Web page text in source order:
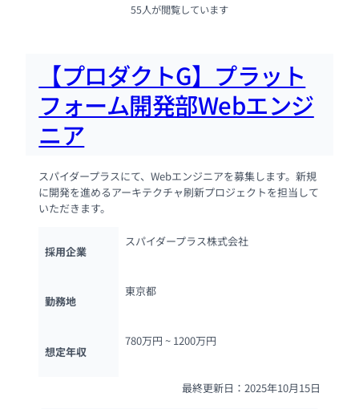
55人が閲覧しています
【プロダクトG】プラット
フォーム開発部Webエンジ
ニア
スパイダープラスにて、Webエンジニアを募集します。新規
に開発を進めるアーキテクチャ刷新プロジェクトを担当して
いただきます。
採用企業
スパイダープラス株式会社
勤務地
東京都
想定年収
780万円 ~ 1200万円
最終更新日：2025年10月15日